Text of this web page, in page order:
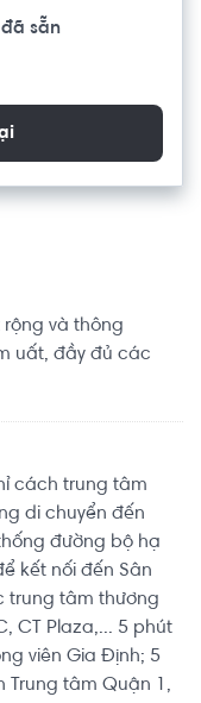
sẵn
và thông
uất, đầy đủ các
cách trung tâm
di chuyển đến
đường bộ hạ
kết nối đến Sân
trung tâm thương
CT Plaza,... 5 phút
viên Gia Định; 5
Trung tâm Quận 1,